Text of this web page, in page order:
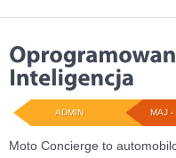
MAJ -
ADMIN
Moto Concierge to